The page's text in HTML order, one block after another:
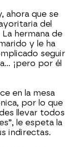
ahora que se
del
hermana de
y le ha
seguir
¡pero por él
en la mesa
por lo que
llevar todos
le espeta la
indirectas.